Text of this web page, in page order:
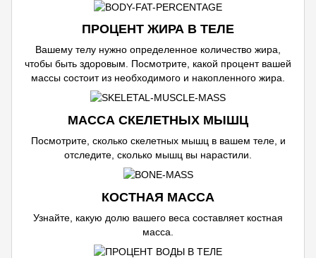
ПРОЦЕНТ ЖИРА В ТЕЛЕ
Вашему телу нужно определенное количество жира,
чтобы быть здоровым. Посмотрите, какой процент вашей
массы состоит из необходимого и накопленного жира.
МАССА СКЕЛЕТНЫХ МЫШЦ
Посмотрите, сколько скелетных мышц в вашем теле, и
отследите, сколько мышц вы нарастили.
КОСТНАЯ МАССА
Узнайте, какую долю вашего веса составляет костная
масса.